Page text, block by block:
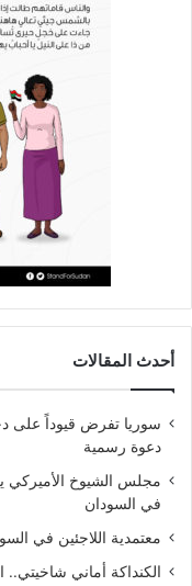
أحدث المقالات
سوريا تفرض قيوداً على
دعوة رسمية
مجلس الشيوخ الأميركي
في السودان
معتمدية اللاجئين في
الكنداكة أماني شاخيتي..